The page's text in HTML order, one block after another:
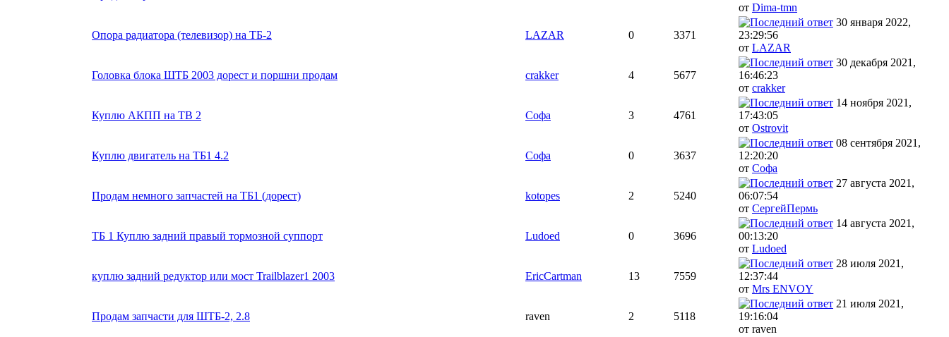
от Dima-tmn
Опора радиатора (телевизор) на ТБ-2 LAZAR 0 3371
30 января 2022,
23:29:56
от LAZAR
Головка блока ШТБ 2003 дорест и поршни продам crakker 4 5677
30 декабря 2021,
16:46:23
от crakker
Куплю АКПП на TB 2 Софа 3 4761
14 ноября 2021,
17:43:05
от Ostrovit
Куплю двигатель на ТБ1 4.2 Софа 0 3637
08 сентября 2021,
12:20:20
от Софа
Продам немного запчастей на ТБ1 (дорест) kotopes 2 5240
27 августа 2021,
06:07:54
от СергейПермь
ТБ 1 Куплю задний правый тормозной суппорт Ludoed 0 3696
14 августа 2021,
00:13:20
от Ludoed
куплю задний редуктор или мост Trailblazer1 2003 EricCartman 13 7559
28 июля 2021,
12:37:44
от Mrs ENVOY
Продам запчасти для ШТБ-2, 2.8 raven 2 5118
21 июля 2021,
19:16:04
от raven